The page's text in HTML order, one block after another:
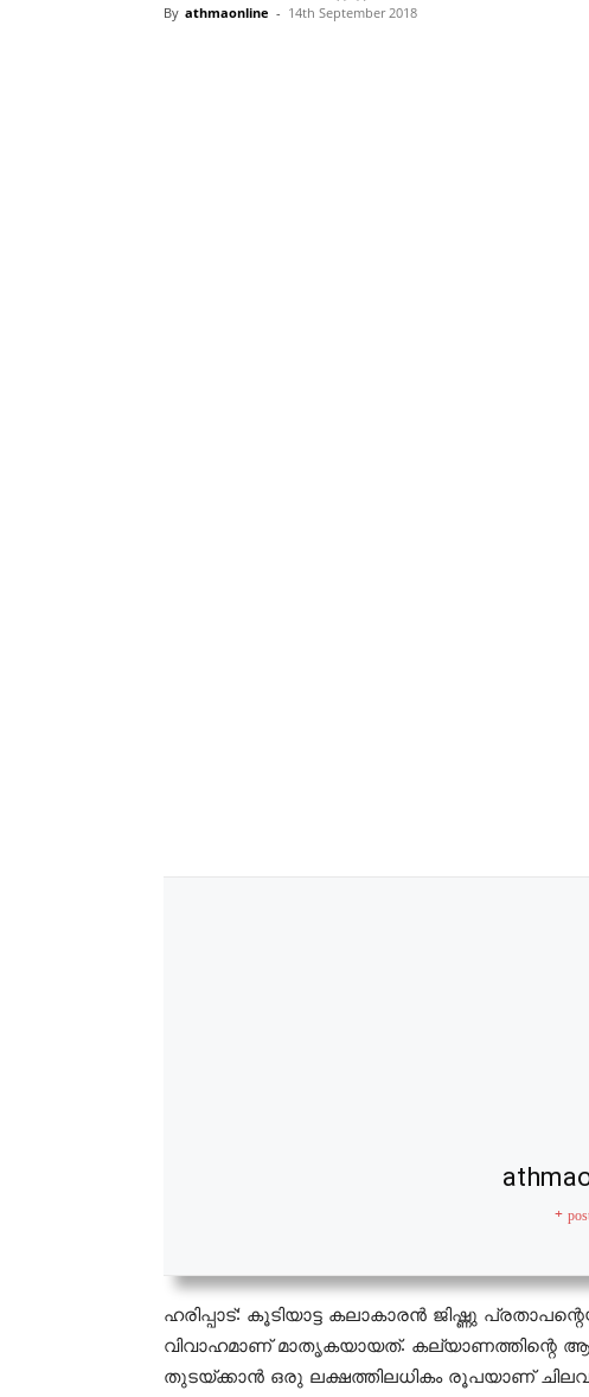
By athmaonline - 14th September 2018
+
ഹരിപ്പാട്: കൂടിയാട്ട കലാകാരന്‍ ജിഷ്ണു
വിവാഹമാണ് മാതൃകയായത്. കല്യാണത്തിന്റെ
തുടയ്ക്കാന്‍ ഒരു ലക്ഷത്തിലധികം രൂപയാണ്